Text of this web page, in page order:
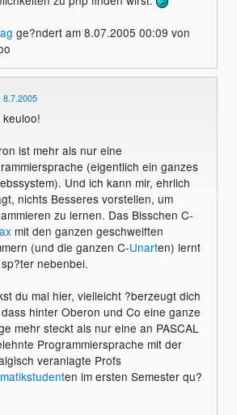
ge?ndert am 8.07.2005 00:09 von
8.7.2005
keuloo!
ist mehr als nur eine
(eigentlich ein ganzes
Und ich kann mir, ehrlich
nichts Besseres vorstellen, um
zu lernen. Das Bisschen C-
mit den ganzen geschweiften
(und die ganzen C-Unarten) lernt
nebenbei.
du mal hier, vielleicht ?berzeugt dich
hinter Oberon und Co eine ganze
mehr steckt als nur eine an PASCAL
Programmiersprache mit der
veranlagte Profs
en im ersten Semester qu?